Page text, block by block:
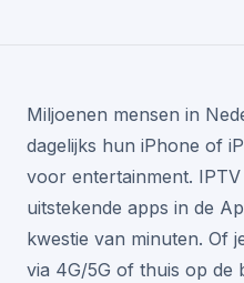
Miljoenen mensen in
dagelijks hun iPhone of
voor entertainment.
uitstekende apps in de
kwestie van minuten. Of
via 4G/5G of thuis op